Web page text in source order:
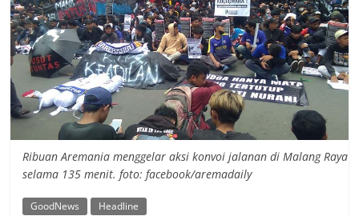
Ribuan Aremania menggelar aksi konvoi jalanan di Malang Raya
selama 135 menit. foto: facebook/aremadaily
GoodNews Headline